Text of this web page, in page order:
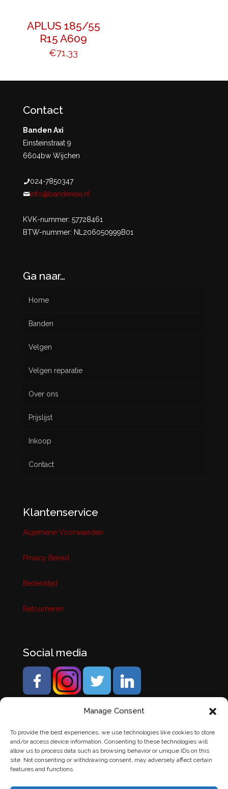
Manage Consent
To provide the best experiences, we use technologies like cookies to store
and/or access device information. Consenting to these technologies will
allow us to process data such as browsing behavior or unique IDs on this
site. Not consenting or withdrawing consent, may adversely affect certain
features and functions.
APLUS 185/55
R15 A609
€71,33
Contact
Banden Axi
Einsteinstraat 9
6604bw Wijchen
024-7850347
info@bandenaxi.nl
KVK-nummer: 57728461
BTW-nummer: NL206050999B01
Ga naar…
Home
Banden
Nieuw
Gebruikt
Velgen
Velgen reparatie
Over ons
Prijslijst
Inkoop
Contact
Klantenservice
Algemene Voorwaarden
Privacy Beleid
Bedenktijd
Retourneren
Social media